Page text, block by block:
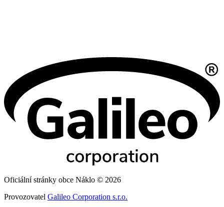
Oficiální stránky obce Náklo © 2026
Provozovatel Galileo Corporation s.r.o.